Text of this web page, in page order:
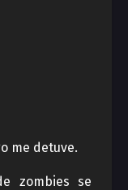
me detuve.
zombies se